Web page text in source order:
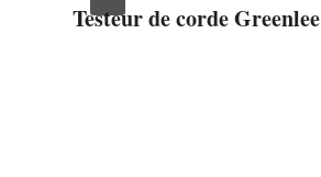
Testeur de corde Greenlee